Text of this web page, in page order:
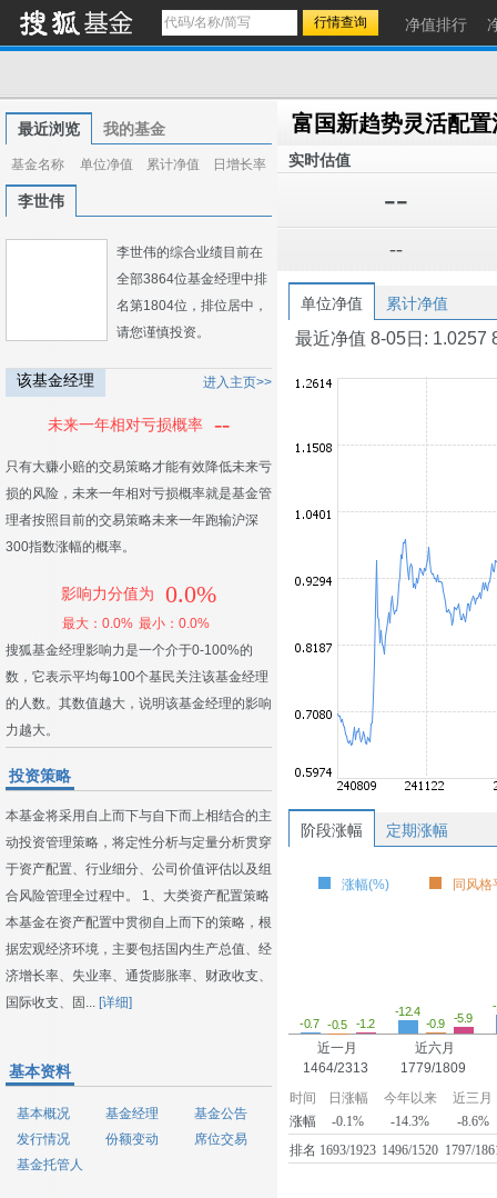
净值排行
最近浏览 我的基金
基金名称 单位净值 累计净值 日增长率
李世伟
李世伟的综合业绩目前在
全部3864位基金经理中排
名第1804位，排位居中，
请您谨慎投资。
该基金经理 进入主页>>
未来一年相对亏损概率 --
只有大赚小赔的交易策略才能有效降低未来亏
损的风险，未来一年相对亏损概率就是基金管
理者按照目前的交易策略未来一年跑输沪深
300指数涨幅的概率。
影响力分值为 0.0%
最大：0.0% 最小：0.0%
搜狐基金经理影响力是一个介于0-100%的
数，它表示平均每100个基民关注该基金经理
的人数。其数值越大，说明该基金经理的影响
力越大。
投资策略
本基金将采用自上而下与自下而上相结合的主
动投资管理策略，将定性分析与定量分析贯穿
于资产配置、行业细分、公司价值评估以及组
合风险管理全过程中。 1、大类资产配置策略
本基金在资产配置中贯彻自上而下的策略，根
据宏观经济环境，主要包括国内生产总值、经
济增长率、失业率、通货膨胀率、财政收支、
国际收支、固... [详细]
基本资料
基本概况 基金经理
基金公告
发行情况
份额变动
席位交易
基金托管人
富国新趋势灵活配
实时估值
--
--
单位净值 累计净值
最近净值 8-05日: 1.0257
阶段涨幅 定期涨幅
涨幅(%) 同风格
-0.7 -0.5 -1.2
近一月
1464/2313
-12.4
-0.9
-5.9
近六月
1779/1809
时间 日涨幅 今年以来
近三月
涨幅
-0.1% -14.3%
-8.6%
排名 1693/1923 1496/1520 1797/